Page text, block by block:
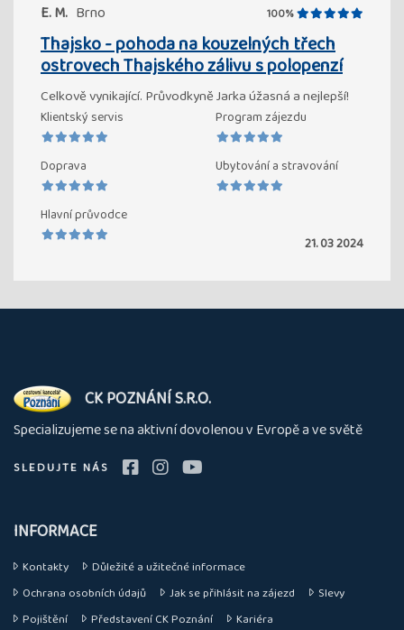
E. M. Brno 100%
Thajsko - pohoda na kouzelných třech
ostrovech Thajského zálivu s polopenzí
Celkově vynikající. Průvodkyně Jarka úžasná a nejlepší!
Klientský servis Program zájezdu
Doprava Ubytování a stravování
Hlavní průvodce
21. 03 2024
O
nás
CK POZNÁNÍ S.R.O.
Specializujeme se na aktivní dovolenou v Evropě a ve světě
SLEDUJTE NÁS
INFORMACE
Kontakty
Důležité a užitečné informace
Ochrana osobních údajů
Jak se přihlásit na zájezd
Slevy
Pojištění
Představení CK Poznání
Kariéra